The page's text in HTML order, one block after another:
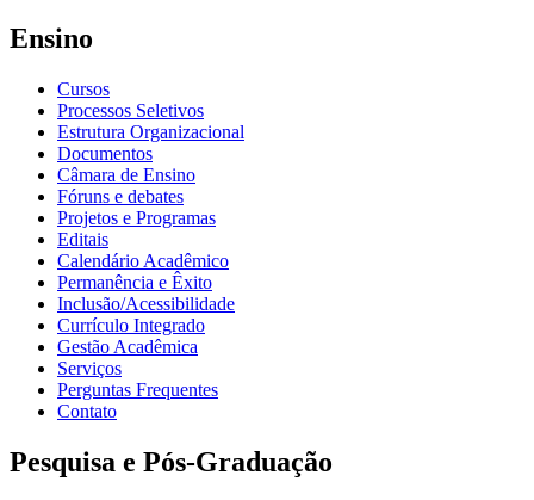
Ensino
Cursos
Processos Seletivos
Estrutura Organizacional
Documentos
Câmara de Ensino
Fóruns e debates
Projetos e Programas
Editais
Calendário Acadêmico
Permanência e Êxito
Inclusão/Acessibilidade
Currículo Integrado
Gestão Acadêmica
Serviços
Perguntas Frequentes
Contato
Pesquisa e Pós-Graduação